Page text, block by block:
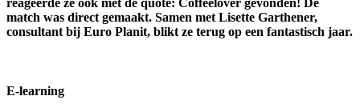
reageerde ze ook met de quote: Coffeelover gevonden! De
match was direct gemaakt. Samen met Lisette Garthener,
consultant bij Euro Planit, blikt ze terug op een fantastisch jaar.
E-learning